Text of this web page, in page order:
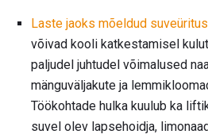
Laste jaoks mõeldud
võivad kooli katkestamisel
paljudel juhtudel võimalused
mänguväljakute ja
Töökohtade hulka kuulub ka
suvel olev lapsehoidja,